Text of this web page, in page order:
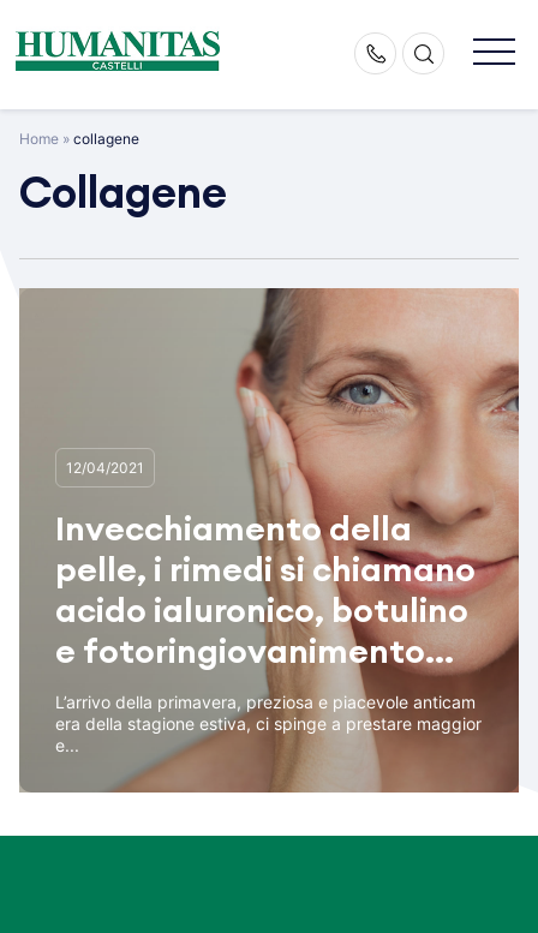
content
Home » collagene
Collagene
12/04/2021
Invecchiamento della
pelle, i rimedi si chiamano
acido ialuronico, botulino
e fotoringiovanimento...
L’arrivo della primavera, preziosa e piacevole anticam
era della stagione estiva, ci spinge a prestare maggior
e...